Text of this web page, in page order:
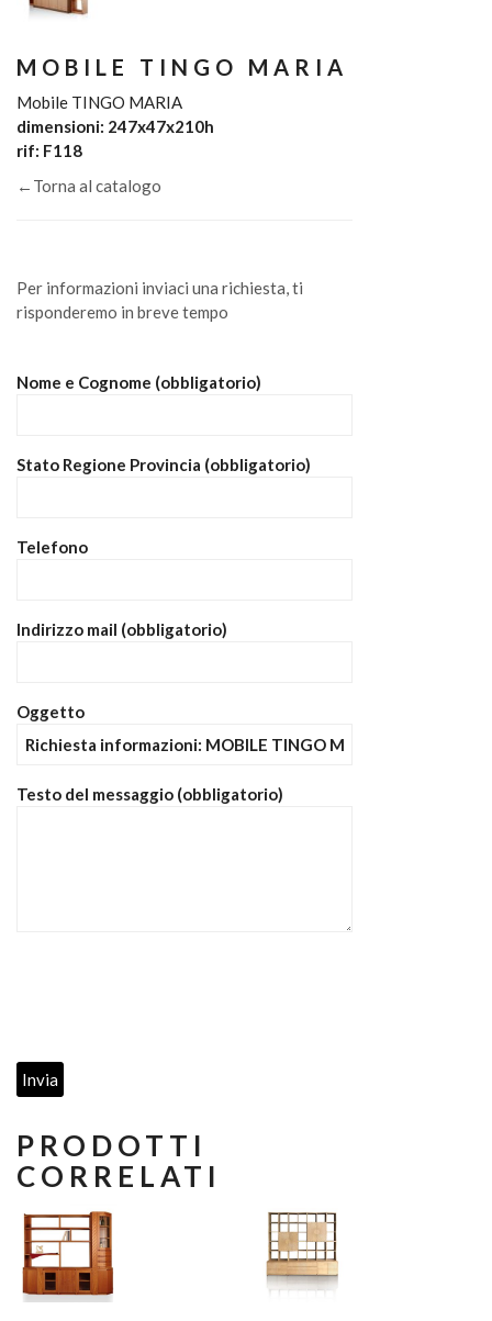
MOBILE TINGO MARIA
Mobile TINGO MARIA
dimensioni: 247x47x210h
rif: F118
←Torna al catalogo
Per informazioni inviaci una richiesta, ti
risponderemo in breve tempo
Nome e Cognome (obbligatorio)
Stato Regione Provincia (obbligatorio)
Telefono
Indirizzo mail (obbligatorio)
Oggetto
Testo del messaggio (obbligatorio)
PRODOTTI
CORRELATI